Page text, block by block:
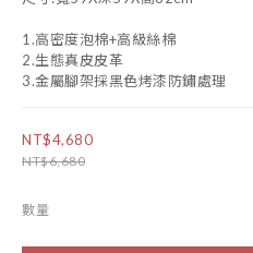
1.高密度泡棉+高級絲棉
2.生態真皮皮革
3.金屬腳架採黑色烤漆防鏽處理
NT$4,680
NT$6,680
數量